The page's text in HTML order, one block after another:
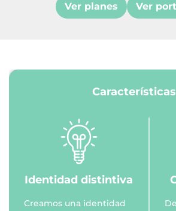
Ver planes Ver
Características
Identidad distintiva
Creamos una identidad